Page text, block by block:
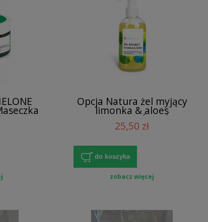
Opcja Natura żel myjący
limonka & aloes
NATURALNE ODŚWIEŻENIE I
OCZYSZCZENIE 2w1
25,50 zł
do koszyka
zobacz więcej